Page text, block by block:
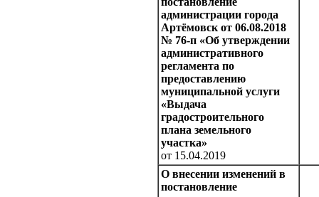
администрации города
Артёмовск от 06.08.2018
№ 76-п «Об утверждении
административного
регламента по
предоставлению
муниципальной услуги
«Выдача
градостроительного
плана земельного
участка»
от 15.04.2019
О внесении изменений в
постановление